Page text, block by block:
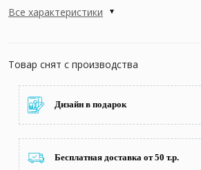
Все характеристики
Товар снят с производства
Дизайн в подарок
Бесплатная доставка от 50 т.р.